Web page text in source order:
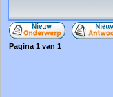
Pagina 1 van 1